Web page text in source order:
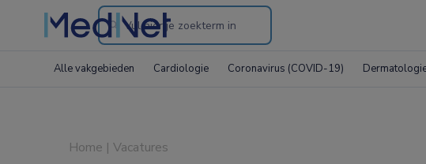
Search
the
Alle vakgebieden Cardiologie Coronavirus (COVID-19)
Home | Vacatures